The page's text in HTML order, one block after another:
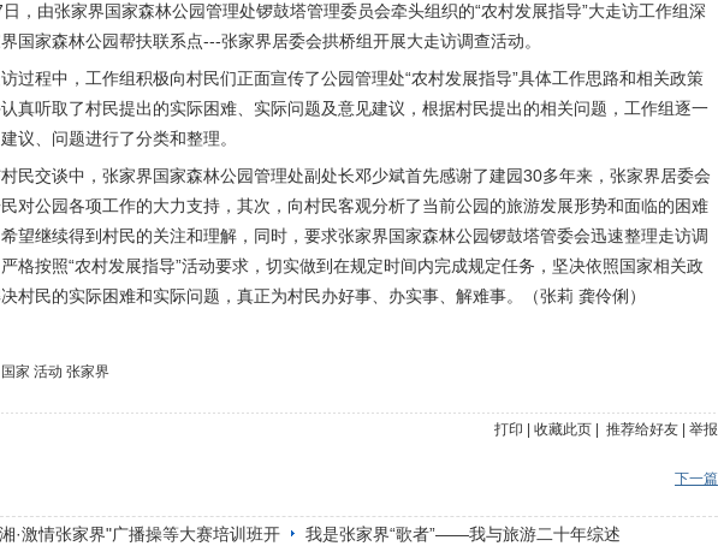
，由张家界国家森林公园管理处锣鼓塔管理委员会牵头组织的“农村发展指导”大走访工作组深
国家森林公园帮扶联系点---张家界居委会拱桥组开展大走访调查活动。
过程中，工作组积极向村民们正面宣传了公园管理处“农村发展指导”具体工作思路和相关政策
真听取了村民提出的实际困难、实际问题及意见建议，根据村民提出的相关问题，工作组逐一
议、问题进行了分类和整理。
民交谈中，张家界国家森林公园管理处副处长邓少斌首先感谢了建园30多年来，张家界居委会
对公园各项工作的大力支持，其次，向村民客观分析了当前公园的旅游发展形势和面临的困难
望继续得到村民的关注和理解，同时，要求张家界国家森林公园锣鼓塔管委会迅速整理走访调
格按照“农村发展指导”活动要求，切实做到在规定时间内完成规定任务，坚决依照国家相关政
村民的实际困难和实际问题，真正为村民办好事、办实事、解难事。（张莉 龚伶俐）
国家 活动 张家界
打印 收藏此页 推荐给好友 举报
下一篇
·激情张家界"广播操等大赛培训班开
我是张家界“歌者”——我与旅游二十年综述